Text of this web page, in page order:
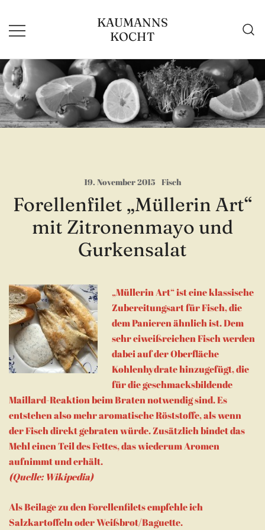
Inhalt
springen
KAUMANNS
KOCHT
19. November 2015 Fisch
Forellenfilet „Müllerin Art“
mit Zitronenmayo und
Gurkensalat
„Müllerin Art“ ist eine klassische
Zubereitungsart für Fisch, die
dem Panieren ähnlich ist. Dem
sehr eiweißreichen Fisch werden
dabei auf der Oberfläche
Kohlenhydrate hinzugefügt, die
für die geschmacksbildende
Maillard-Reaktion beim Braten notwendig sind. Es
entstehen also mehr aromatische Röststoffe, als wenn
der Fisch direkt gebraten würde. Zusätzlich bindet das
Mehl einen Teil des Fettes, das wiederum Aromen
aufnimmt und erhält.
(Quelle: Wikipedia)
Als Beilage zu den Forellenfilets empfehle ich
Salzkartoffeln oder Weißbrot/Baguette.